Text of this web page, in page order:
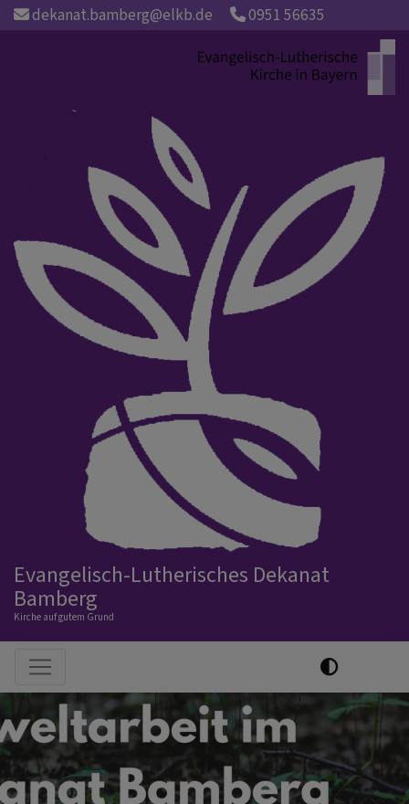
Direktdekanat.bamberg@elkb.de 0951 56635
Evangelisch-Lutherisches Dekanat
Bamberg
Kirche auf gutem Grund
Hauptnavigation